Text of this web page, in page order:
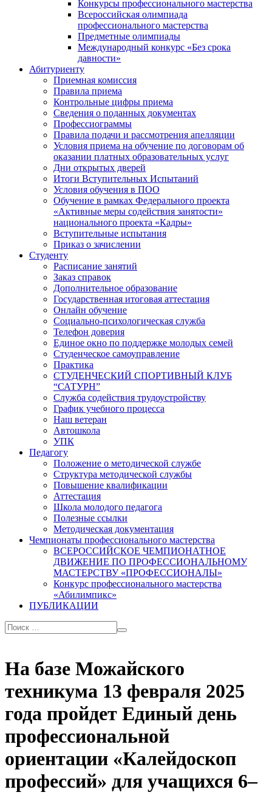
Конкурсы профессионального мастерства
Всероссийская олимпиада
профессионального мастерства
Предметные олимпиады
Международный конкурс «Без срока
давности»
Абитуриенту
Приемная комиссия
Правила приема
Контрольные цифры приема
Сведения о поданных документах
Профессиограммы
Правила подачи и рассмотрения апелляции
Условия приема на обучение по договорам об
оказании платных образовательных услуг
Дни открытых дверей
Итоги Вступительных Испытаний
Условия обучения в ПОО
Обучение в рамках Федерального проекта
«Активные меры содействия занятости»
национального проекта «Кадры»
Вступительные испытания
Приказ о зачислении
Студенту
Расписание занятий
Заказ справок
Дополнительное образование
Государственная итоговая аттестация
Онлайн обучение
Социально-психологическая служба
Телефон доверия
Единое окно по поддержке молодых семей
Студенческое самоуправление
Практика
СТУДЕНЧЕСКИЙ СПОРТИВНЫЙ КЛУБ
“САТУРН”
Служба содействия трудоустройству
График учебного процесса
Наш ветеран
Автошкола
УПК
Педагогу
Положение о методической службе
Структура методической службы
Повышение квалификации
Аттестация
Школа молодого педагога
Полезные ссылки
Методическая документация
Чемпионаты профессионального мастерства
ВСЕРОССИЙСКОЕ ЧЕМПИОНАТНОЕ
ДВИЖЕНИЕ ПО ПРОФЕССИОНАЛЬНОМУ
МАСТЕРСТВУ «ПРОФЕССИОНАЛЫ»
Конкурс профессионального мастерства
«Абилимпикс»
ПУБЛИКАЦИИ
На базе Можайского
техникума 13 февраля 2025
года пройдет Единый день
профессиональной
ориентации «Калейдоскоп
профессий» для учащихся 6–